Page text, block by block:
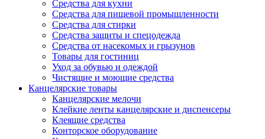
Средства для кухни
Средства для пищевой промышленности
Средства для стирки
Средства защиты и спецодежда
Средства от насекомых и грызунов
Товары для гостиниц
Уход за обувью и одеждой
Чистящие и моющие средства
Канцелярские товары
Канцелярские мелочи
Клейкие ленты канцелярские и диспенсеры
Клеящие средства
Конторское оборудование